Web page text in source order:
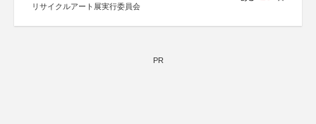
リサイクルアート展実行委員会
PR